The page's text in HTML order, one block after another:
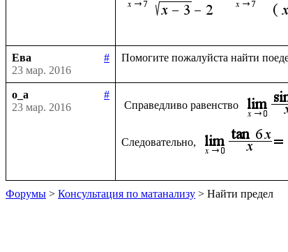
Ева
#
23 мар. 2016
o_a
#
23 мар. 2016
Справедливо равенство
Следовательно,
Форумы > Консультация по матанализу > Найти предел